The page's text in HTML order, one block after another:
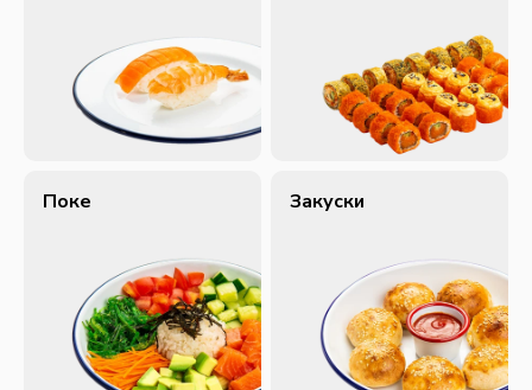
Поке Закуски